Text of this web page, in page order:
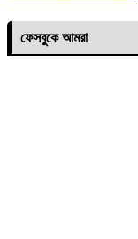
ফেসবুকে আমরা